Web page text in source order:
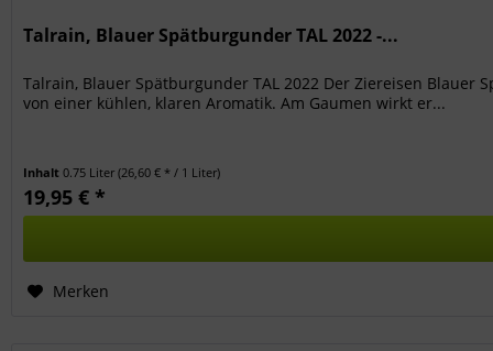
Talrain, Blauer Spätburgunder TAL 2022 -...
Talrain, Blauer Spätburgunder TAL 2022 Der Ziereisen
von einer kühlen, klaren Aromatik. Am Gaumen wirkt er...
Inhalt0.75 Liter(26,60 € * / 1 Liter)
19,95 € *
Merken